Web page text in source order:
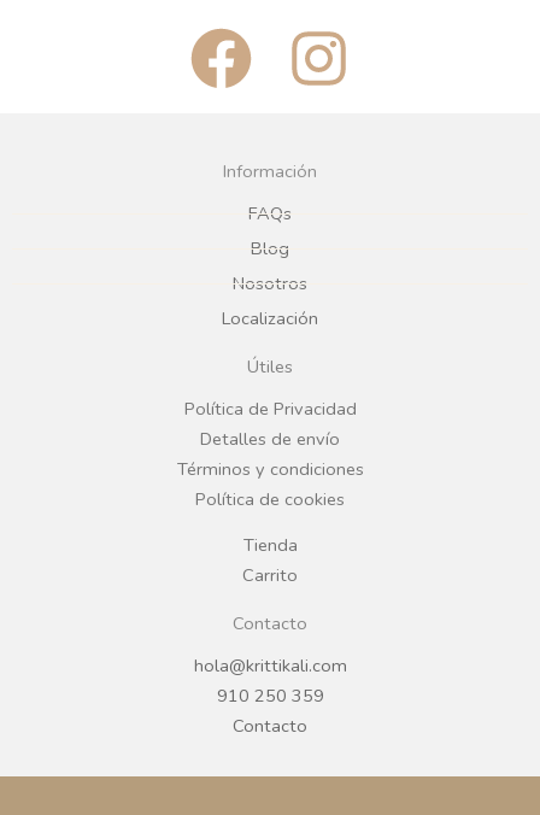
F
a
c
e
b
o
o
k
I
n
g
r
a
Información
FAQs
Blog
Nosotros
Localización
Útiles
Política de Privacidad
Detalles de envío
Términos y condiciones
Política de cookies
Tienda
Carrito
Contacto
hola@krittikali.com
910 250 359
Contacto